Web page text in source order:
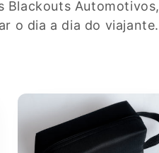
Blackouts Automotivos,
o dia a dia do viajante.